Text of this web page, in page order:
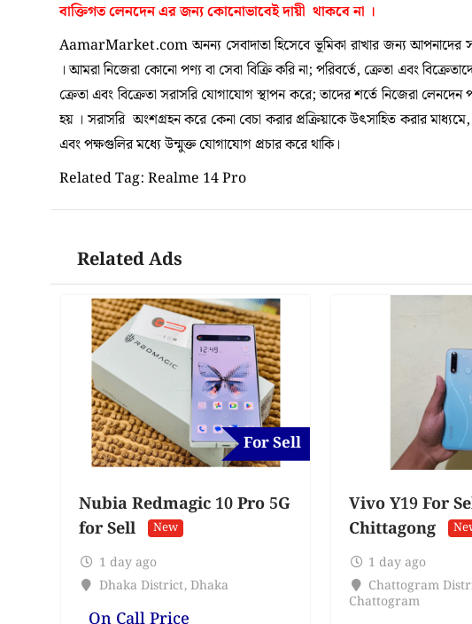
বাক্তিগত লেনদেন এর জন্য কোনোভাবেইদায়ী থাকবে না ।
AamarMarket.com অনন্য সেবাদাতা হিসেবে ভূমিকা রাখার জন্য আপনাদের
। আমরা নিজেরা কোনো পণ্য বা সেবা বিক্রি করি না; পরিবর্তে, ক্রেতা এবং
ক্রেতা এবং বিক্রেতা সরাসরি যোগাযোগ স্থাপন করে; তাদের শর্তে নিজেরা লেনদেন
হয় । সরাসরি অংশগ্রহন করে কেনা বেচা করার প্রক্রিয়াকে উৎসাহিত করার মাধ্যমে,
এবং পক্ষগুলির মধ্যে উন্মুক্ত যোগাযোগ প্রচার করে থাকি।
Related Tag: Realme 14 Pro
Related Ads
For Sell
Nubia Redmagic 10 Pro 5G
for Sell
New
1 day ago
Dhaka District, Dhaka
On Call Price
Vivo Y19 For
Chittagong
1 day ago
Chattogram
Chattogram